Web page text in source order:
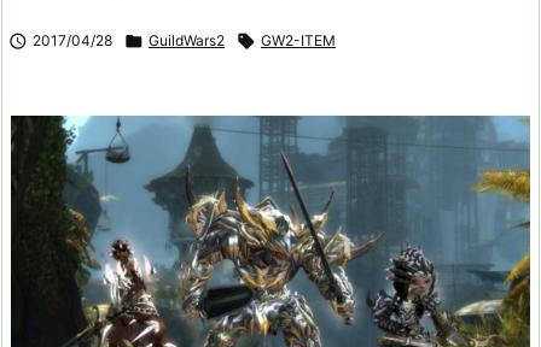
 2017/04/28  GuildWars2  GW2-ITEM